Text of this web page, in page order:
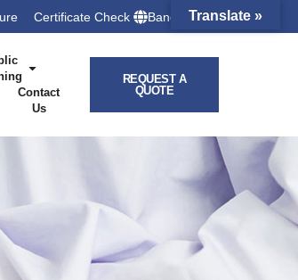
Certificate Check Bangladesh
Contact
Us
REQUEST A
QUOTE
Translate »